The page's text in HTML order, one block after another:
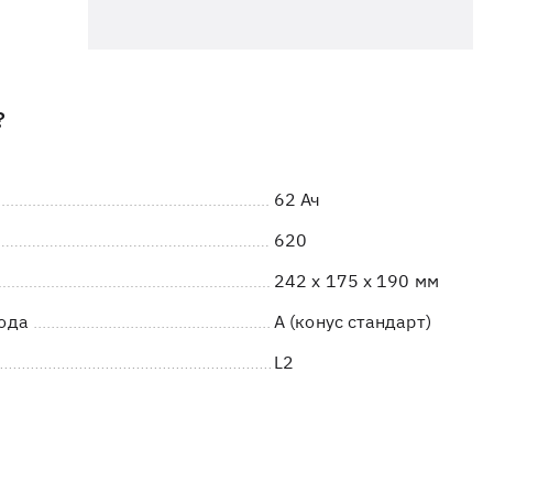
62 Ач
620
242 x 175 x 190 мм
A (конус стандарт)
L2